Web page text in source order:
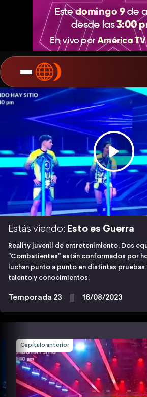
Estás viendo: Esto es Guerra
Reality juvenil de entretenimiento. Dos
"Combatientes" están conformados por
luchan punto a punto en distintas
talento y conocimientos.
Temporada 23 16/08/2023
Capítulo anterior